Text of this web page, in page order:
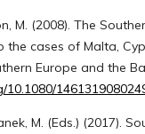
M. (2008). The
cases of Malta,
Europe and the
10.1080/
M. (Eds.) (2017).